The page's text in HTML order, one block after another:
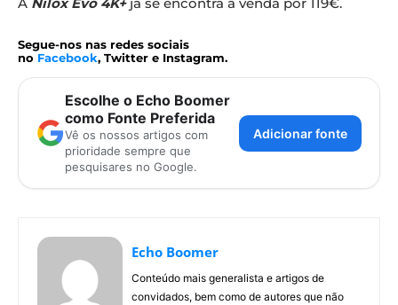
Segue-nos nas redes sociais
no Facebook, Twitter e Instagram.
Escolhe o Echo Boomer
como Fonte Preferida
Vê os nossos artigos com
prioridade sempre que
pesquisares no Google.
Adicionar fonte
Echo Boomer
Conteúdo mais generalista e artigos de
convidados, bem como de autores que não